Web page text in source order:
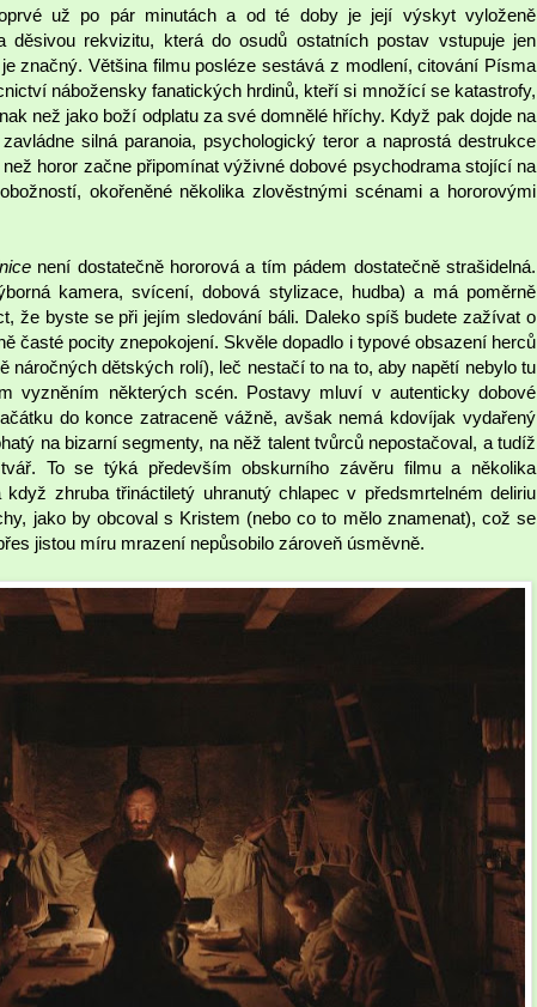
už po pár minutách a od té doby je její výskyt vyloženě
děsivou rekvizitu, která do osudů ostatních postav vstupuje jen
značný. Většina filmu posléze sestává z modlení, citování Písma
nábožensky fanatických hrdinů, kteří si množící se katastrofy,
než jako boží odplatu za své domnělé hříchy. Když pak dojde na
silná paranoia, psychologický teror a naprostá destrukce
horor začne připomínat výživné dobové psychodrama stojící na
okořeněné několika zlověstnými scénami a hororovými
není dostatečně hororová a tím pádem dostatečně strašidelná.
kamera, svícení, dobová stylizace, hudba) a má poměrně
že byste se při jejím sledování báli. Daleko spíš budete zažívat o
časté pocity znepokojení. Skvěle dopadlo i typové obsazení herců
náročných dětských rolí), leč nestačí to na to, aby napětí nebylo tu
vyzněním některých scén. Postavy mluví v autenticky dobové
do konce zatraceně vážně, avšak nemá kdovíjak vydařený
na bizarní segmenty, na něž talent tvůrců nepostačoval, a tudíž
To se týká především obskurního závěru filmu a několika
zhruba třináctiletý uhranutý chlapec v předsmrtelném deliriu
jako by obcoval s Kristem (nebo co to mělo znamenat), což se
jistou míru mrazení nepůsobilo zároveň úsměvně.